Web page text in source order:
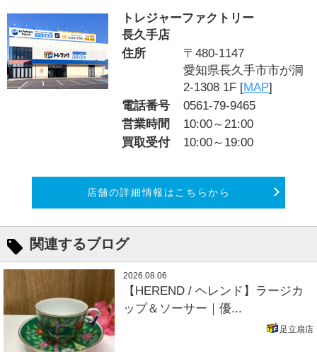
トレジャーファクトリー
長久手店
住所
〒480-1147
愛知県長久手市市が洞
2-1308 1F [MAP]
電話番号
0561-79-9465
営業時間
10:00～21:00
買取受付
10:00～19:00
店舗の詳細情報はこちらから
関連するブログ
2026.08.06
【HEREND / ヘレンド】ラージカ
ップ＆ソーサー｜優...
足立扇店